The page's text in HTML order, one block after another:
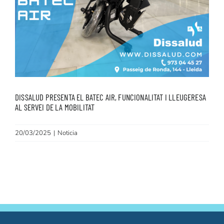
Fisioteràpia
Ortopèdia
DISSALUD PRESENTA EL BATEC AIR, FUNCIONALITAT I LLEUGERESA
AL SERVEI DE LA MOBILITAT
20/03/2025 | Noticia